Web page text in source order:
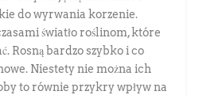
do wyrwania korzenie.
światło roślinom, które
Rosną bardzo szybko i co
Niestety nie można ich
to równie przykry wpływ na